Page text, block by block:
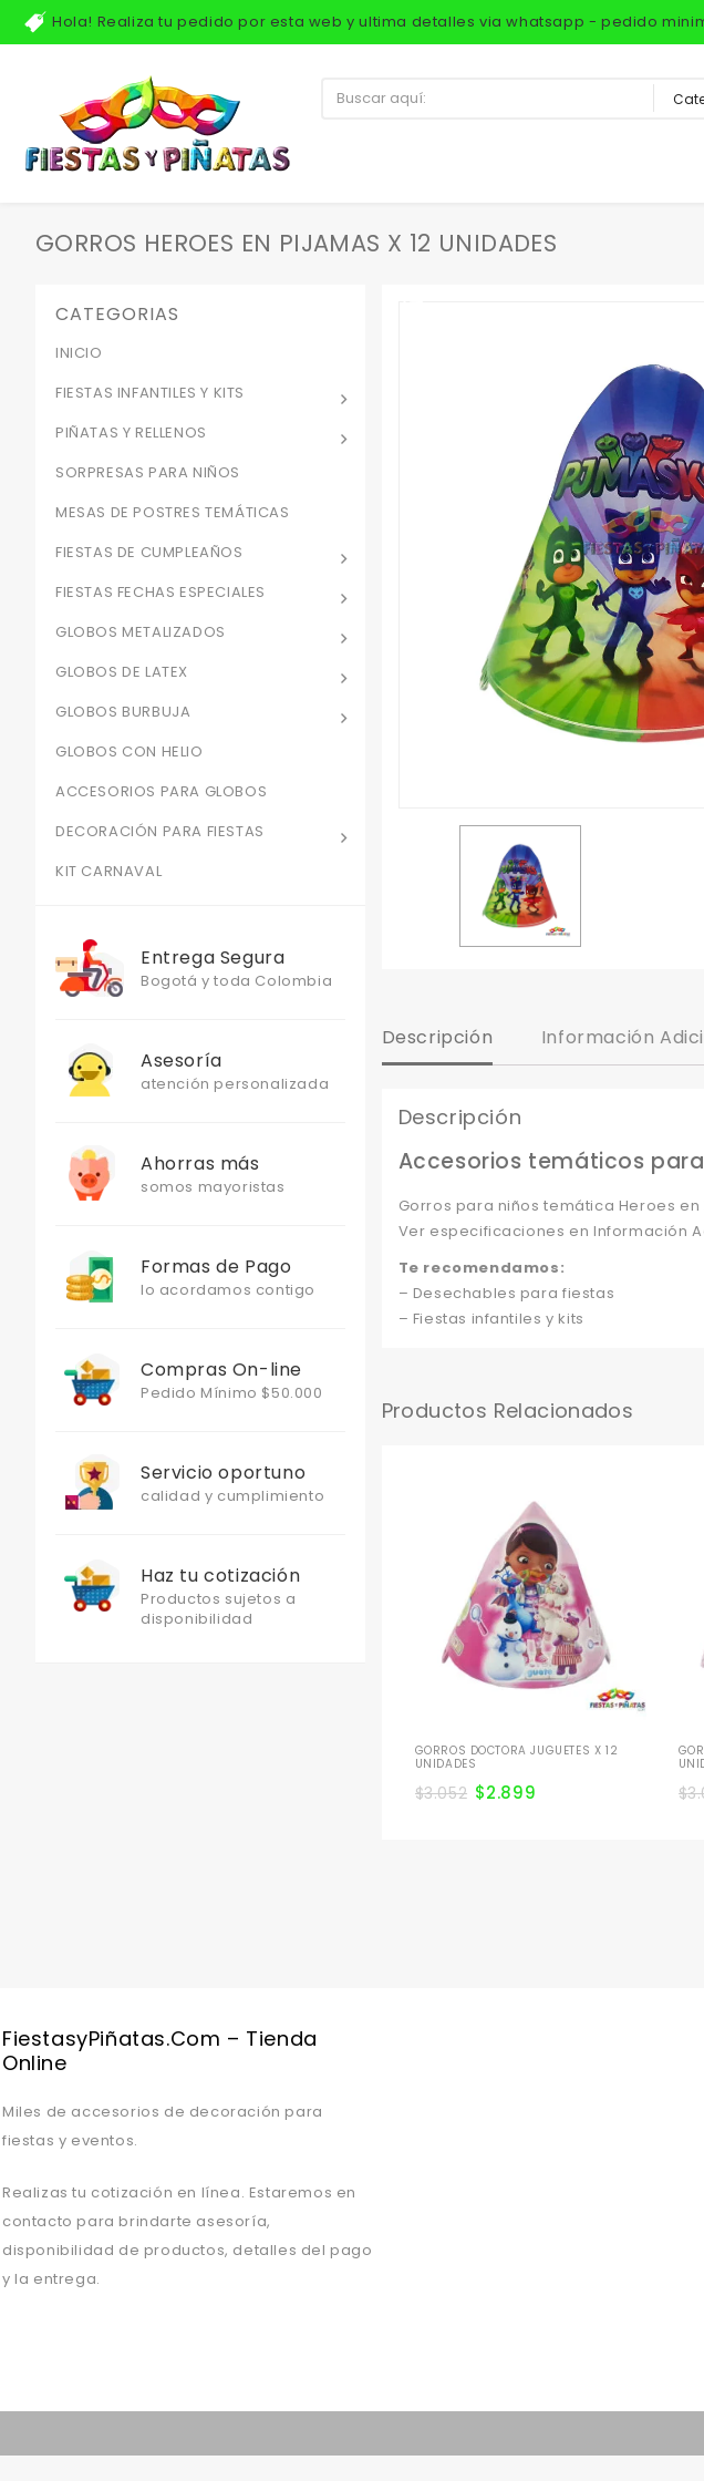
Hola! Realiza tu pedido por esta web y ultima detalles via whatsapp - pedido
GORROS HEROES EN PIJAMAS X 12 UNIDADES
Descripción Información
Descripción
Accesorios temáticos
Gorros para niños temática Heroes en
Ver especificaciones en Información
Te recomendamos:
– Desechables para fiestas
– Fiestas infantiles y kits
Productos Relacionados
GORROS DOCTORA JUGUETES X 12
UNIDADES
$3.052 $2.899 $
CATEGORIAS
INICIO
FIESTAS INFANTILES Y KITS
PIÑATAS Y RELLENOS
SORPRESAS PARA NIÑOS
MESAS DE POSTRES TEMÁTICAS
FIESTAS DE CUMPLEAÑOS
FIESTAS FECHAS ESPECIALES
GLOBOS METALIZADOS
GLOBOS DE LATEX
GLOBOS BURBUJA
GLOBOS CON HELIO
ACCESORIOS PARA GLOBOS
DECORACIÓN PARA FIESTAS
KIT CARNAVAL
Entrega Segura
Bogotá y toda Colombia
Asesoría
atención personalizada
Ahorras más
somos mayoristas
Formas de Pago
lo acordamos contigo
Compras On-line
Pedido Mínimo $50.000
Servicio oportuno
calidad y cumplimiento
Haz tu cotización
Productos sujetos a
disponibilidad
FiestasyPiñatas.com – Tienda
Online
Miles de accesorios de decoración para
fiestas y eventos.
Realizas tu cotización en línea. Estaremos en
contacto para brindarte asesoría,
disponibilidad de productos, detalles del pago
y la entrega.